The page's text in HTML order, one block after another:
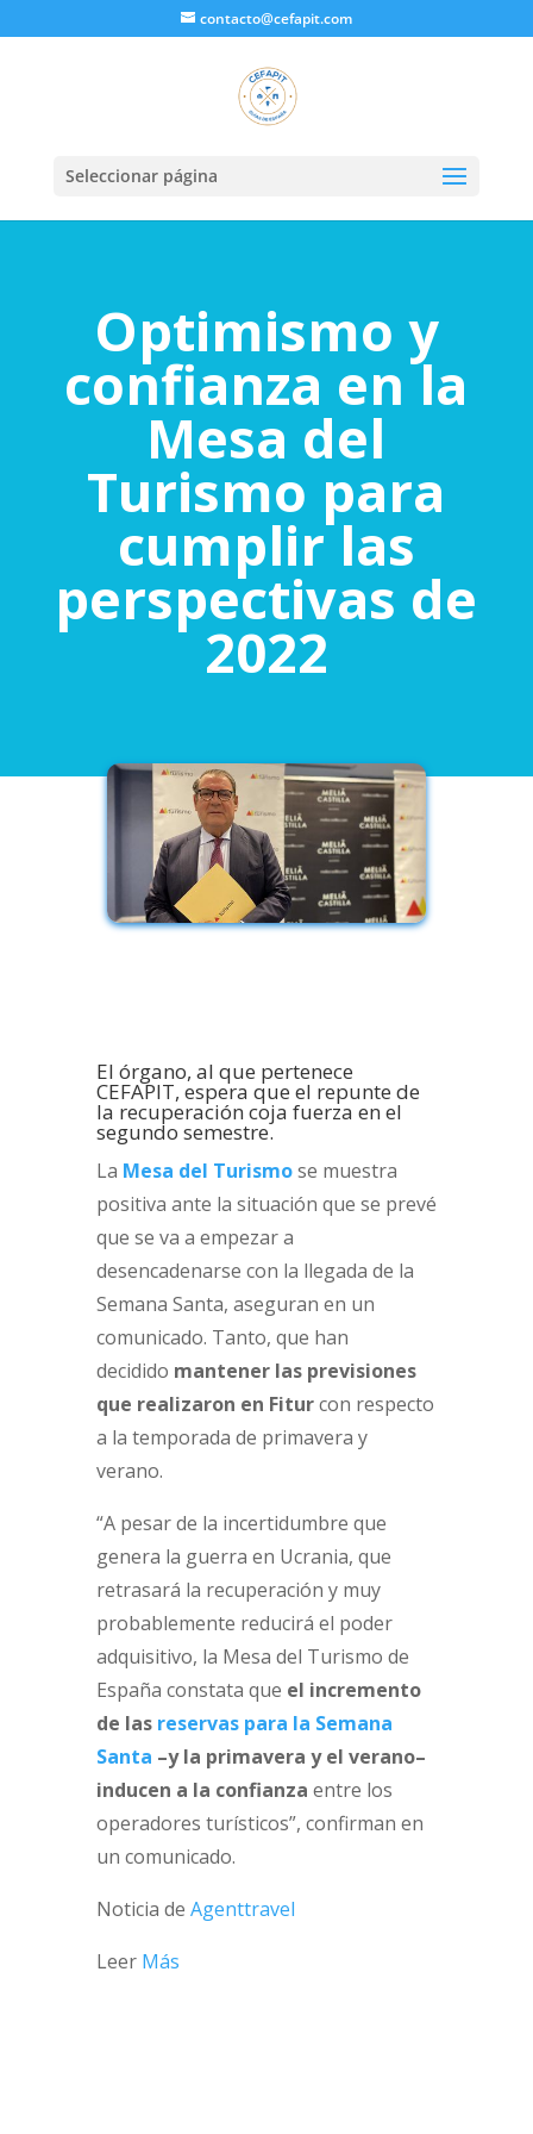
contacto@cefapit.com
Seleccionar página
Optimismo y
confianza en la
Mesa del
Turismo para
cumplir las
perspectivas de
2022
El órgano, al que pertenece
CEFAPIT, espera que el repunte de
la recuperación coja fuerza en el
segundo semestre.
La Mesa del Turismose muestra
positiva ante la situación que se prevé
que se va a empezar a
desencadenarse con la llegada de la
Semana Santa, aseguran en un
comunicado. Tanto, que han
decidido mantener las previsiones
que realizaron en Fiturcon respecto
a la temporada de primavera y
verano.
“A pesar de la incertidumbre que
genera la guerra en Ucrania, que
retrasará la recuperación y muy
probablemente reducirá el poder
adquisitivo, la Mesa del Turismo de
España constata que el incremento
de las reservas para la Semana
Santa –y la primavera y el verano–
inducen a la confianza entre los
operadores turísticos”, confirman en
un comunicado.
Noticia de Agenttravel
Leer Más